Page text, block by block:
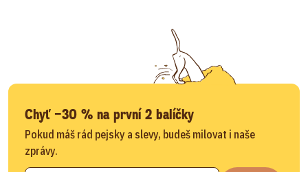
Chyť −30 % na první 2 balíčky
Pokud máš rád pejsky a slevy, budeš milovat i naše
zprávy.